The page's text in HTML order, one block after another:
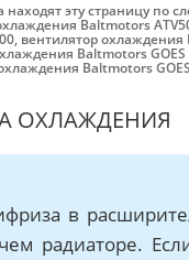
эту страницу по
Baltmotors
, вентилятор охлаждения
Baltmotors GOES
Baltmotors
ОХЛАЖДЕНИЯ
в
радиаторе.